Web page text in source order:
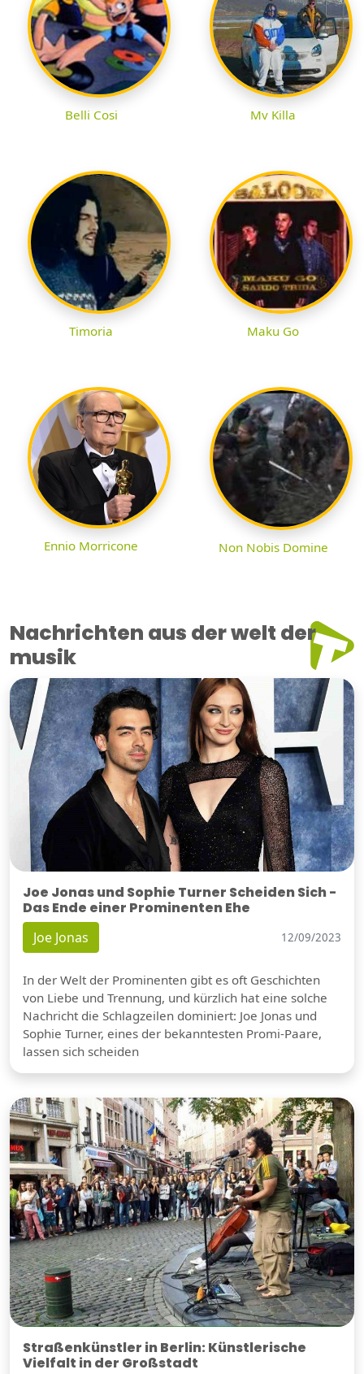
Belli Cosi Mv Killa
Timoria Maku Go
Ennio Morricone Non Nobis Domine
Nachrichten aus der welt der
musik
Joe Jonas und Sophie Turner Scheiden Sich -
Das Ende einer Prominenten Ehe
Joe Jonas 12/09/2023
In der Welt der Prominenten gibt es oft Geschichten
von Liebe und Trennung, und kürzlich hat eine solche
Nachricht die Schlagzeilen dominiert: Joe Jonas und
Sophie Turner, eines der bekanntesten Promi-Paare,
lassen sich scheiden
Straßenkünstler in Berlin: Künstlerische
Vielfalt in der Großstadt